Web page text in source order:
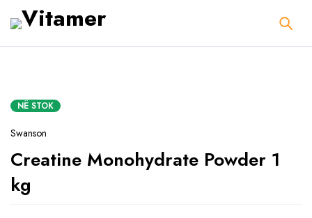
NË STOK
Swanson
Creatine Monohydrate Powder 1
kg